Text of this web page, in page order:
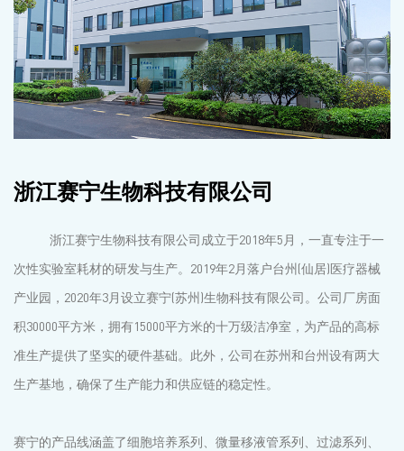
浙江赛宁生物科技有限公司
浙江赛宁生物科技有限公司成立于2018年5月，一直专注于一
次性实验室耗材的研发与生产。2019年2月落户台州(仙居)医疗器械
产业园，2020年3月设立赛宁(苏州)生物科技有限公司。公司厂房面
积30000平方米，拥有15000平方米的十万级洁净室，为产品的高标
准生产提供了坚实的硬件基础。此外，公司在苏州和台州设有两大
生产基地，确保了生产能力和供应链的稳定性。
赛宁的产品线涵盖了细胞培养系列、微量移液管系列、过滤系列、